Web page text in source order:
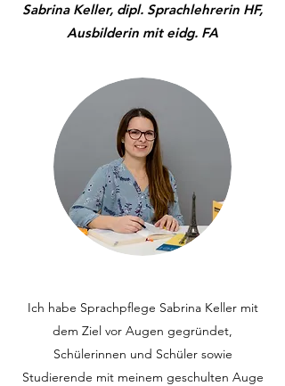
Sabrina Keller, dipl. Sprachlehrerin HF,
Ausbilderin mit eidg. FA
Ich habe Sprachpflege Sabrina Keller mit
dem Ziel vor Augen gegründet,
Schülerinnen und Schüler sowie
Studierende mit meinem geschulten Auge